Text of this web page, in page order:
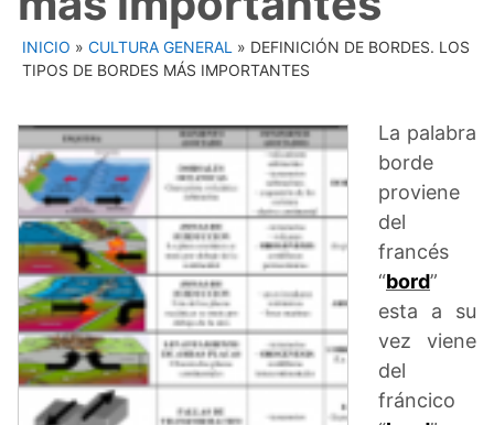
INICIO » CULTURA GENERAL » DEFINICIÓN DE BORDES. LOS
TIPOS DE BORDES MÁS IMPORTANTES
La palabra
borde
proviene
del
francés
“bord”
esta a su
vez viene
del
fráncico